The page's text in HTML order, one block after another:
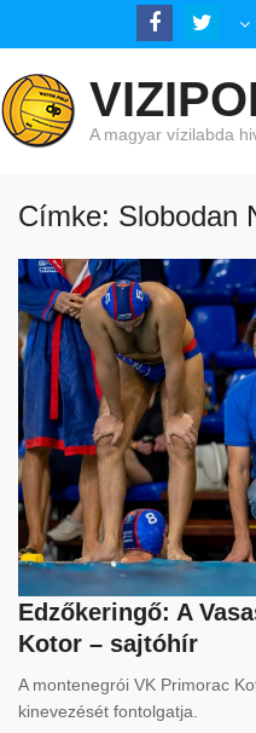
A magyar vízilabda
Címke: Slobodan
Edzőkeringő: A
Kotor – sajtóhír
A montenegrói VK Primorac
kinevezését fontolgatja.